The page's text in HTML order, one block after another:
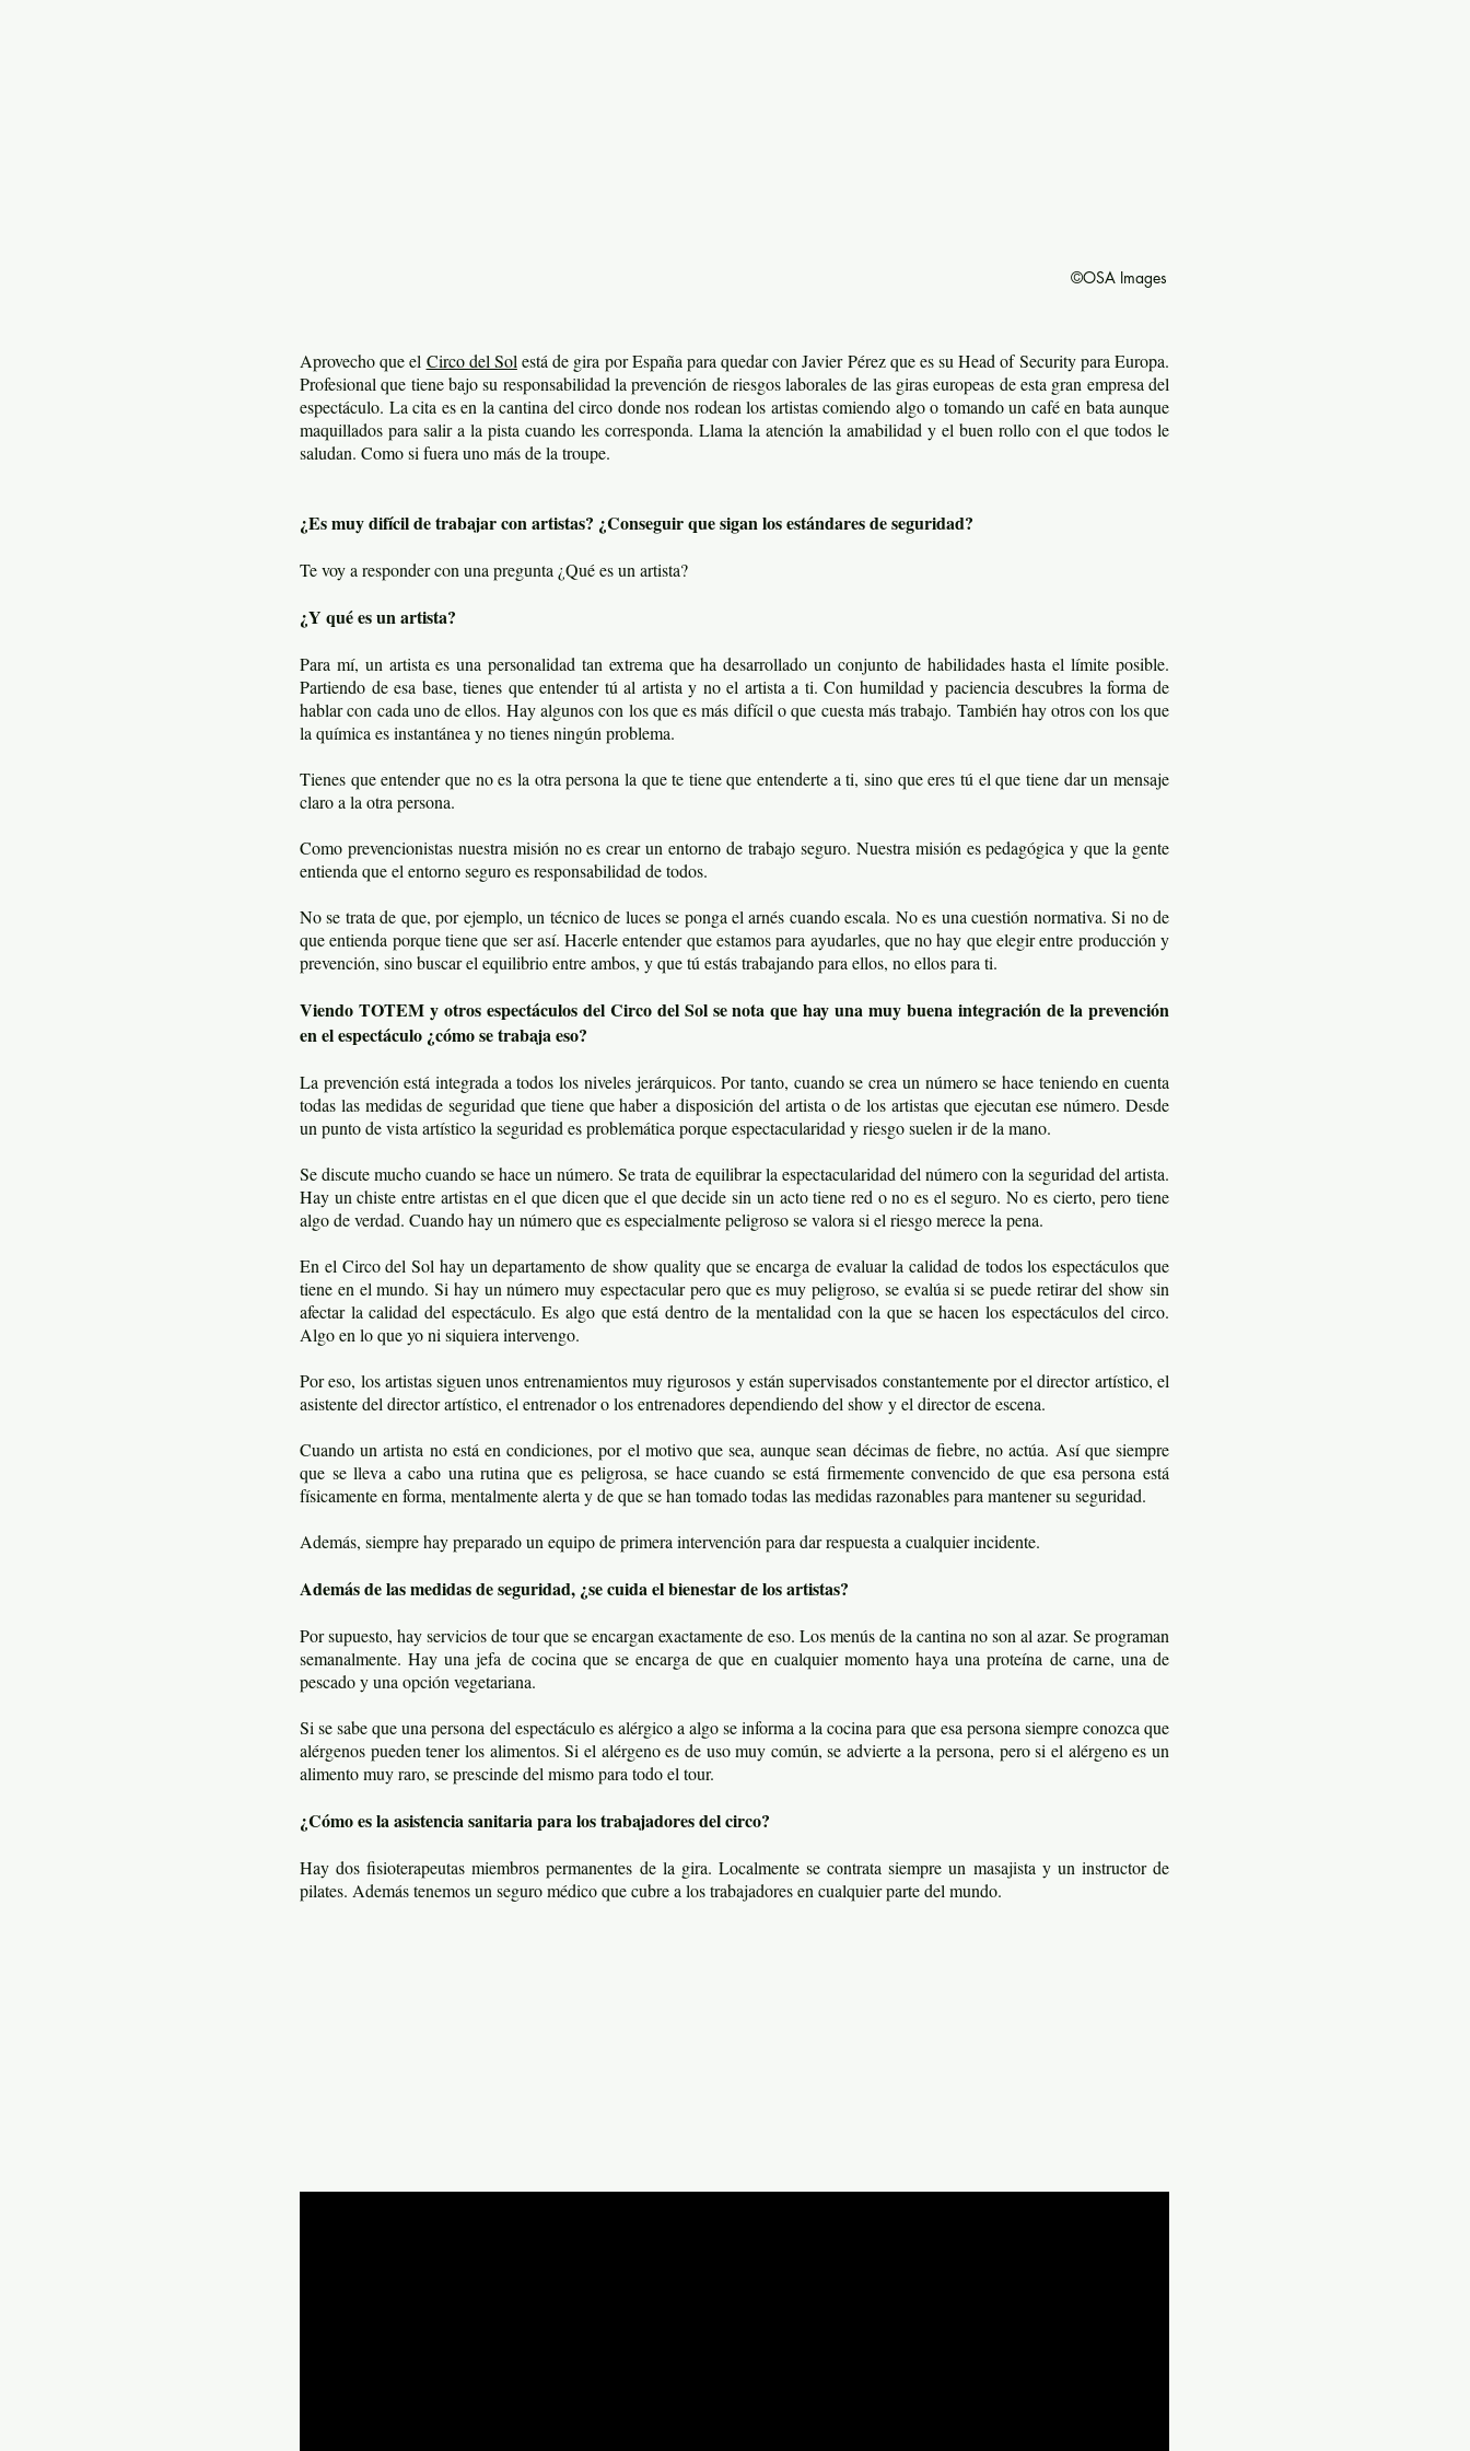
©OSA Images
Aprovecho que el Circo del Sol está de gira por España para quedar con Javier Pérez que es su Head of Security para Europa.
Profesional que tiene bajo su responsabilidad la prevención de riesgos laborales de las giras europeas de esta gran empresa del
espectáculo. La cita es en la cantina del circo donde nos rodean los artistas comiendo algo o tomando un café en bata aunque
maquillados para salir a la pista cuando les corresponda. Llama la atención la amabilidad y el buen rollo con el que todos le
saludan. Como si fuera uno más de la troupe.
¿Es muy difícil de trabajar con artistas? ¿Conseguir que sigan los estándares de seguridad?
Te voy a responder con una pregunta ¿Qué es un artista?
¿Y qué es un artista?
Para mí, un artista es una personalidad tan extrema que ha desarrollado un conjunto de habilidades hasta el límite posible.
Partiendo de esa base, tienes que entender tú al artista y no el artista a ti. Con humildad y paciencia descubres la forma de
hablar con cada uno de ellos. Hay algunos con los que es más difícil o que cuesta más trabajo. También hay otros con los que
la química es instantánea y no tienes ningún problema.
Tienes que entender que no es la otra persona la que te tiene que entenderte a ti, sino que eres tú el que tiene dar un mensaje
claro a la otra persona.
Como prevencionistas nuestra misión no es crear un entorno de trabajo seguro. Nuestra misión es pedagógica y que la gente
entienda que el entorno seguro es responsabilidad de todos.
No se trata de que, por ejemplo, un técnico de luces se ponga el arnés cuando escala. No es una cuestión normativa. Si no de
que entienda porque tiene que ser así. Hacerle entender que estamos para ayudarles, que no hay que elegir entre producción y
prevención, sino buscar el equilibrio entre ambos, y que tú estás trabajando para ellos, no ellos para ti.
Viendo TOTEM y otros espectáculos del Circo del Sol se nota que hay una muy buena integración de la prevención
en el espectáculo ¿cómo se trabaja eso?
La prevención está integrada a todos los niveles jerárquicos. Por tanto, cuando se crea un número se hace teniendo en cuenta
todas las medidas de seguridad que tiene que haber a disposición del artista o de los artistas que ejecutan ese número. Desde
un punto de vista artístico la seguridad es problemática porque espectacularidad y riesgo suelen ir de la mano.
Se discute mucho cuando se hace un número. Se trata de equilibrar la espectacularidad del número con la seguridad del artista.
Hay un chiste entre artistas en el que dicen que el que decide sin un acto tiene red o no es el seguro. No es cierto, pero tiene
algo de verdad. Cuando hay un número que es especialmente peligroso se valora si el riesgo merece la pena.
En el Circo del Sol hay un departamento de show quality que se encarga de evaluar la calidad de todos los espectáculos que
tiene en el mundo. Si hay un número muy espectacular pero que es muy peligroso, se evalúa si se puede retirar del show sin
afectar la calidad del espectáculo. Es algo que está dentro de la mentalidad con la que se hacen los espectáculos del circo.
Algo en lo que yo ni siquiera intervengo.
Por eso, los artistas siguen unos entrenamientos muy rigurosos y están supervisados constantemente por el director artístico, el
asistente del director artístico, el entrenador o los entrenadores dependiendo del show y el director de escena.
Cuando un artista no está en condiciones, por el motivo que sea, aunque sean décimas de fiebre, no actúa. Así que siempre
que se lleva a cabo una rutina que es peligrosa, se hace cuando se está firmemente convencido de que esa persona está
físicamente en forma, mentalmente alerta y de que se han tomado todas las medidas razonables para mantener su seguridad.
Además, siempre hay preparado un equipo de primera intervención para dar respuesta a cualquier incidente.
Además de las medidas de seguridad, ¿se cuida el bienestar de los artistas?
Por supuesto, hay servicios de tour que se encargan exactamente de eso. Los menús de la cantina no son al azar. Se programan
semanalmente. Hay una jefa de cocina que se encarga de que en cualquier momento haya una proteína de carne, una de
pescado y una opción vegetariana.
Si se sabe que una persona del espectáculo es alérgico a algo se informa a la cocina para que esa persona siempre conozca que
alérgenos pueden tener los alimentos. Si el alérgeno es de uso muy común, se advierte a la persona, pero si el alérgeno es un
alimento muy raro, se prescinde del mismo para todo el tour.
¿Cómo es la asistencia sanitaria para los trabajadores del circo?
Hay dos fisioterapeutas miembros permanentes de la gira. Localmente se contrata siempre un masajista y un instructor de
pilates. Además tenemos un seguro médico que cubre a los trabajadores en cualquier parte del mundo.